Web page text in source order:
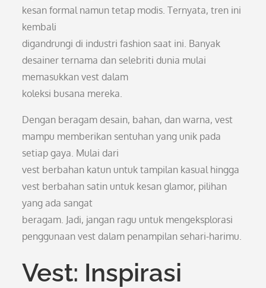
kesan formal namun tetap modis. Ternyata, tren ini
kembali
digandrungi di industri fashion saat ini. Banyak
desainer ternama dan selebriti dunia mulai
memasukkan vest dalam
koleksi busana mereka.
Dengan beragam desain, bahan, dan warna, vest
mampu memberikan sentuhan yang unik pada
setiap gaya. Mulai dari
vest berbahan katun untuk tampilan kasual hingga
vest berbahan satin untuk kesan glamor, pilihan
yang ada sangat
beragam. Jadi, jangan ragu untuk mengeksplorasi
penggunaan vest dalam penampilan sehari-harimu.
Vest: Inspirasi